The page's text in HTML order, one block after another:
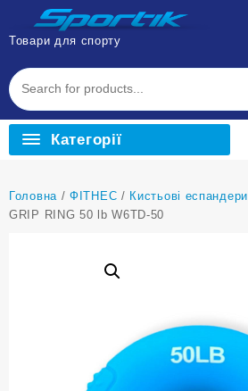
Перейти
вмісту
Товари для спорту
Категорії
Головна /ФІТНЕС / Кистьові еспандери
GRIP RING 50 lb W6TD-50